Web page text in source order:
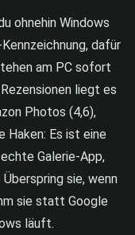
ohnehin Windows
dafür
am PC sofort
liegt es
Photos (4,6),
Haken: Es ist eine
Galerie-App,
sie, wenn
sie statt Google
läuft.